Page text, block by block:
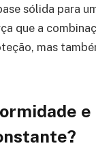
sólida para
que a
mas